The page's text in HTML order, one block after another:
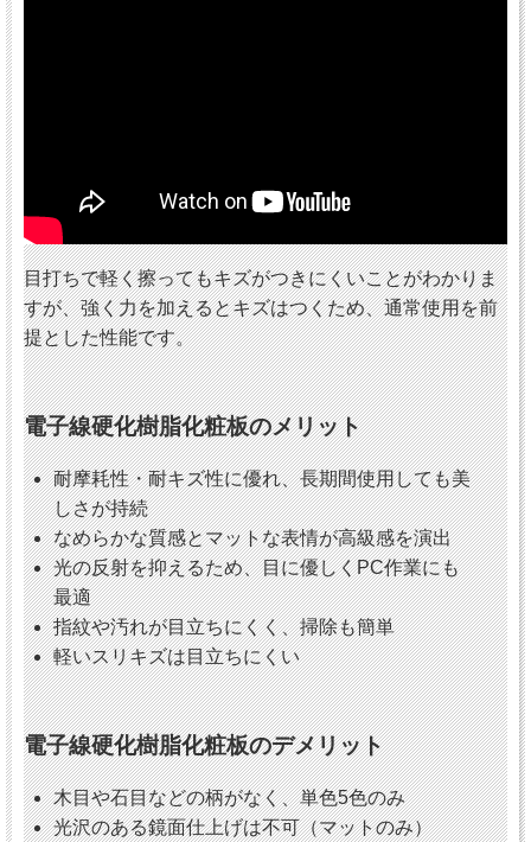
目打ちで軽く擦ってもキズがつきにくいことがわかりま
すが、強く力を加えるとキズはつくため、通常使用を前
提とした性能です。
電子線硬化樹脂化粧板のメリット
耐摩耗性・耐キズ性に優れ、長期間使用しても美
しさが持続
なめらかな質感とマットな表情が高級感を演出
光の反射を抑えるため、目に優しくPC作業にも
最適
指紋や汚れが目立ちにくく、掃除も簡単
軽いスリキズは目立ちにくい
電子線硬化樹脂化粧板のデメリット
木目や石目などの柄がなく、単色5色のみ
光沢のある鏡面仕上げは不可（マットのみ）